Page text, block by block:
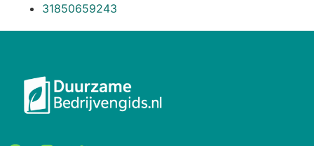
31850659243